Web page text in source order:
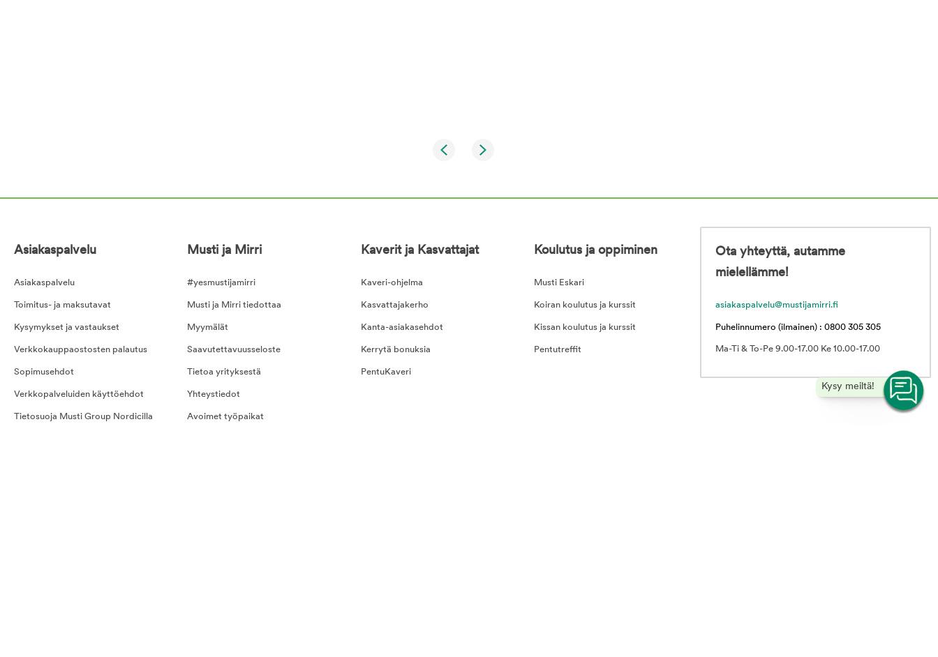
Kysy meiltä!
Asiakaspalvelu
Asiakaspalvelu
Toimitus- ja maksutavat
Kysymykset ja vastaukset
Verkkokauppaostosten palautus
Sopimusehdot
Verkkopalveluiden käyttöehdot
Tietosuoja Musti Group Nordicilla
Musti ja Mirri
#yesmustijamirri
Musti ja Mirri tiedottaa
Myymälät
Saavutettavuusseloste
Tietoa yrityksestä
Yhteystiedot
Avoimet työpaikat
Kaverit ja Kasvattajat
Kaveri-ohjelma
Kasvattajakerho
Kanta-asiakasehdot
Kerrytä bonuksia
PentuKaveri
Koulutus ja oppiminen
Musti Eskari
Koiran koulutus ja kurssit
Kissan koulutus ja kurssit
Pentutreffit
Ota yhteyttä, autamme
mielellämme!
asiakaspalvelu@mustijamirri.fi
Puhelinnumero (ilmainen) : 0800 305 305
Ma-Ti & To-Pe 9.00-17.00 Ke 10.00-17.00